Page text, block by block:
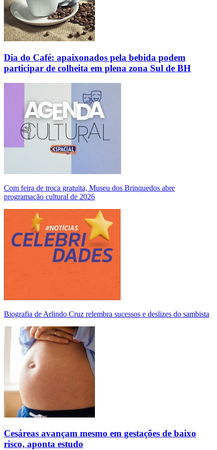
Dia do Café: apaixonados pela bebida podem
participar de colheita em plena zona Sul de BH
Com feira de troca gratuita, Museu dos Brinquedos abre
programação cultural de 2026
Biografia de Arlindo Cruz relembra sucessos e deslizes do sambista
Cesáreas avançam mesmo em gestações de baixo
risco, aponta estudo